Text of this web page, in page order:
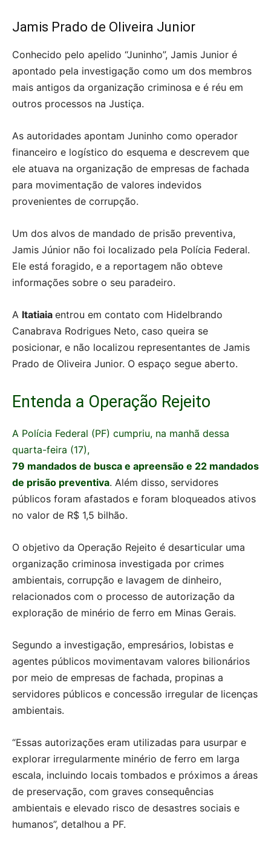
Jamis Prado de Oliveira Junior
Conhecido pelo apelido “Juninho”, Jamis Junior é
apontado pela investigação como um dos membros
mais antigos da organização criminosa e é réu em
outros processos na Justiça.
As autoridades apontam Juninho como operador
financeiro e logístico do esquema e descrevem que
ele atuava na organização de empresas de fachada
para movimentação de valores indevidos
provenientes de corrupção.
Um dos alvos de mandado de prisão preventiva,
Jamis Júnior não foi localizado pela Polícia Federal.
Ele está foragido, e a reportagem não obteve
informações sobre o seu paradeiro.
A Itatiaia entrou em contato com Hidelbrando
Canabrava Rodrigues Neto, caso queira se
posicionar, e não localizou representantes de Jamis
Prado de Oliveira Junior. O espaço segue aberto.
Entenda a Operação Rejeito
A Polícia Federal (PF) cumpriu, na manhã dessa
quarta-feira (17),
79 mandados de busca e apreensão e 22 mandados
de prisão preventiva. Além disso, servidores
públicos foram afastados e foram bloqueados ativos
no valor de R$ 1,5 bilhão.
O objetivo da Operação Rejeito é desarticular uma
organização criminosa investigada por crimes
ambientais, corrupção e lavagem de dinheiro,
relacionados com o processo de autorização da
exploração de minério de ferro em Minas Gerais.
Segundo a investigação, empresários, lobistas e
agentes públicos movimentavam valores bilionários
por meio de empresas de fachada, propinas a
servidores públicos e concessão irregular de licenças
ambientais.
“Essas autorizações eram utilizadas para usurpar e
explorar irregularmente minério de ferro em larga
escala, incluindo locais tombados e próximos a áreas
de preservação, com graves consequências
ambientais e elevado risco de desastres sociais e
humanos”, detalhou a PF.